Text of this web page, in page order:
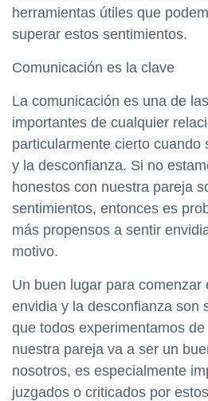
herramientas útiles que
superar estos sentimientos.
Comunicación es la clave
La comunicación es una de
importantes de cualquier
particularmente cierto cuando
y la desconfianza. Si no
honestos con nuestra pareja
sentimientos, entonces es
más propensos a sentir
motivo.
Un buen lugar para comenzar
envidia y la desconfianza son
que todos experimentamos
nuestra pareja va a ser un
nosotros, es especialmente
juzgados o criticados por